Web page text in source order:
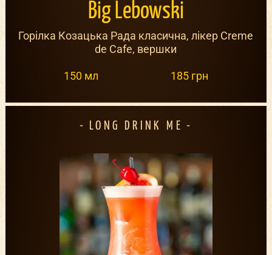
Big Lebowski
Горілка Козацька Рада класична, лікер Creme
de Cafe, вершки
150 мл 185 грн
LONG DRINK ME